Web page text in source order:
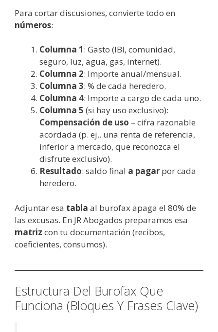
Para cortar discusiones, convierte todo en
números:
Columna 1: Gasto (IBI, comunidad,
seguro, luz, agua, gas, internet).
Columna 2: Importe anual/mensual.
Columna 3: % de cada heredero.
Columna 4: Importe a cargo de cada uno.
Columna 5 (si hay uso exclusivo):
Compensación de uso – cifra razonable
acordada (p. ej., una renta de referencia,
inferior a mercado, que reconozca el
disfrute exclusivo).
Resultado: saldo final a pagar por cada
heredero.
Adjuntar esa tabla al burofax apaga el 80% de
las excusas. En JR Abogados preparamos esa
matriz con tu documentación (recibos,
coeficientes, consumos).
Estructura Del Burofax Que
Funciona (Bloques Y Frases Clave)